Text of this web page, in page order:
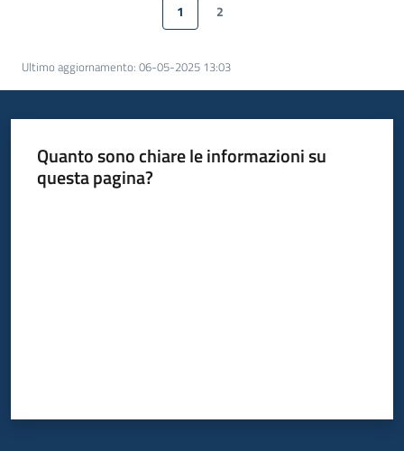
Pagina precedente
Pagina
1 Pagina
2
Ultimo aggiornamento: 06-05-2025 13:03
Quanto sono chiare le informazioni su
questa pagina?